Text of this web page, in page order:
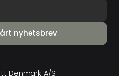
Denmark A/S